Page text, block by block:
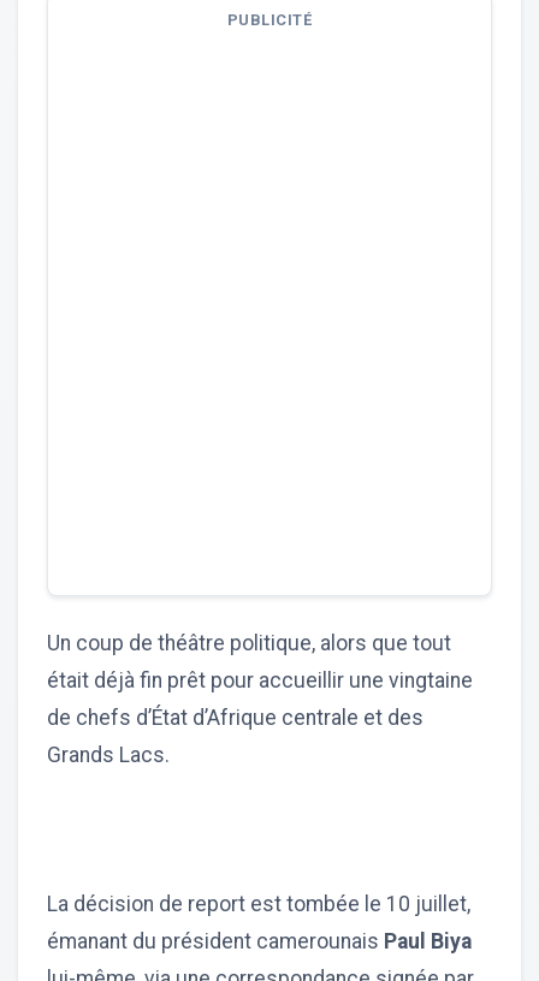
PUBLICITÉ
Un coup de théâtre politique, alors que tout
était déjà fin prêt pour accueillir une vingtaine
de chefs d’État d’Afrique centrale et des
Grands Lacs.
La décision de report est tombée le 10 juillet,
émanant du président camerounais Paul Biya